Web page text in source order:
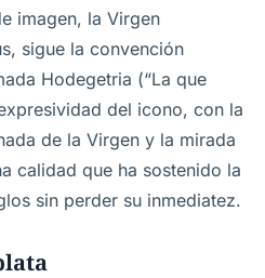
imagen, la Virgen
sigue la convención
Hodegetria (“La que
del icono, con la
de la Virgen y la mirada
calidad que ha sostenido la
sin perder su inmediatez.